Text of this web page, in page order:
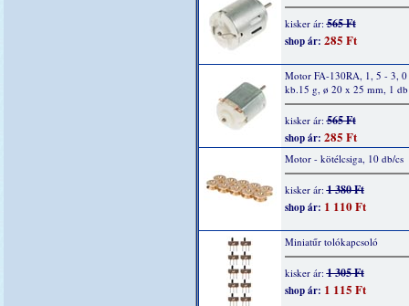
kisker ár:565 Ft
shop ár: 285 Ft
Motor FA-130RA, 1, 5 - 3,
kb.15 g, ø 20 x 25 mm, 1 db
kisker ár:565 Ft
shop ár: 285 Ft
Motor - kötélcsiga, 10 db/cs
kisker ár:1 380 Ft
shop ár: 1 110 Ft
Miniatűr tolókapcsoló
kisker ár:1 305 Ft
shop ár: 1 115 Ft